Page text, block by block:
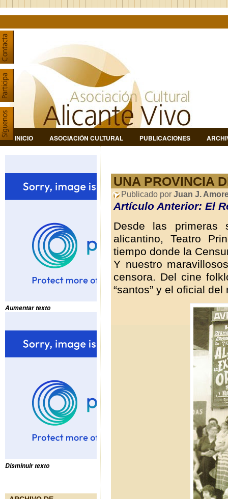
INICIO ASOCIACIÓN CULTURAL PUBLICACIONES
Aumentar texto
Disminuir texto
UNA PROVINCIA
Publicado por Juan J.
Artículo Anterior: El
Desde las primeras
alicantino, Teatro
tiempo donde la
Y nuestro
censora. Del cine
“santos” y el oficial del